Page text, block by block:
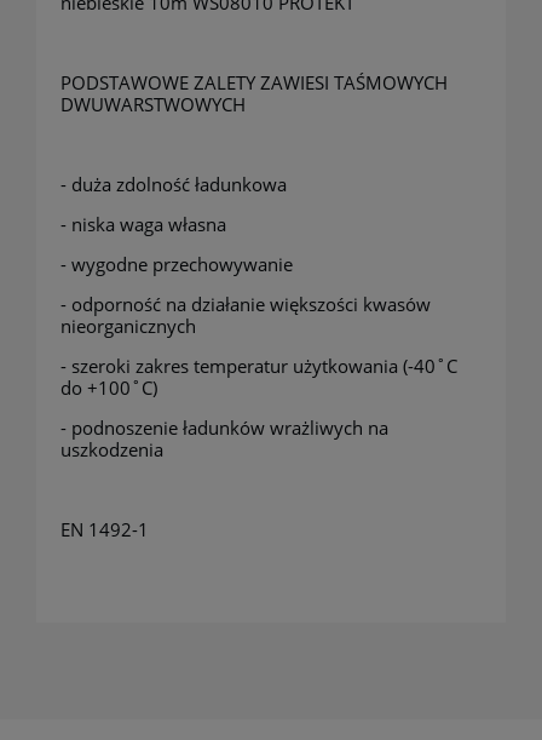
PODSTAWOWE ZALETY ZAWIESI TAŚMOWYCH
DWUWARSTWOWYCH
- duża zdolność ładunkowa
- niska waga własna
- wygodne przechowywanie
- odporność na działanie większości kwasów
nieorganicznych
- szeroki zakres temperatur użytkowania (-40˚C
do +100˚C)
- podnoszenie ładunków wrażliwych na
uszkodzenia
EN 1492-1